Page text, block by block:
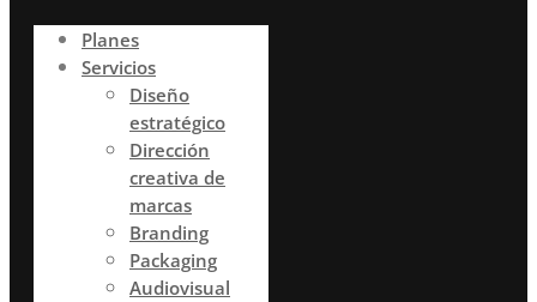
Planes
Servicios
Diseño
estratégico
Dirección
creativa de
marcas
Branding
Packaging
Audiovisual